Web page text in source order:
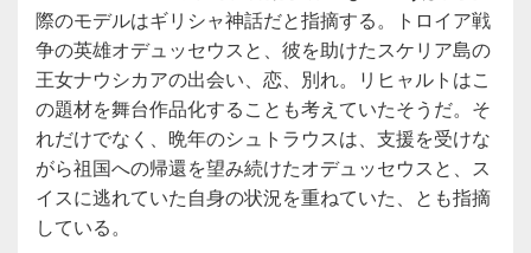
際のモデルはギリシャ神話だと指摘する。トロイア戦
争の英雄オデュッセウスと、彼を助けたスケリア島の
王女ナウシカアの出会い、恋、別れ。リヒャルトはこ
の題材を舞台作品化することも考えていたそうだ。そ
れだけでなく、晩年のシュトラウスは、支援を受けな
がら祖国への帰還を望み続けたオデュッセウスと、ス
イスに逃れていた自身の状況を重ねていた、とも指摘
している。